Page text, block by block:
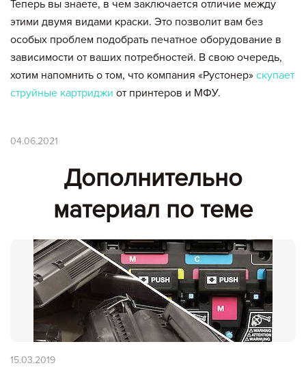
Теперь вы знаете, в чем заключается отличие между
этими двумя видами краски. Это позволит вам без
особых проблем подобрать печатное оборудование в
зависимости от ваших потребностей. В свою очередь,
хотим напомнить о том, что компания «Рустонер» скупает
струйные картриджи от принтеров и МФУ.
04.06.2021
Дополнительно
материал по теме
15.03.2019
Итого:
картриджей на сумму:
null руб.
Сохранить и продолжить работу с прайс-листом